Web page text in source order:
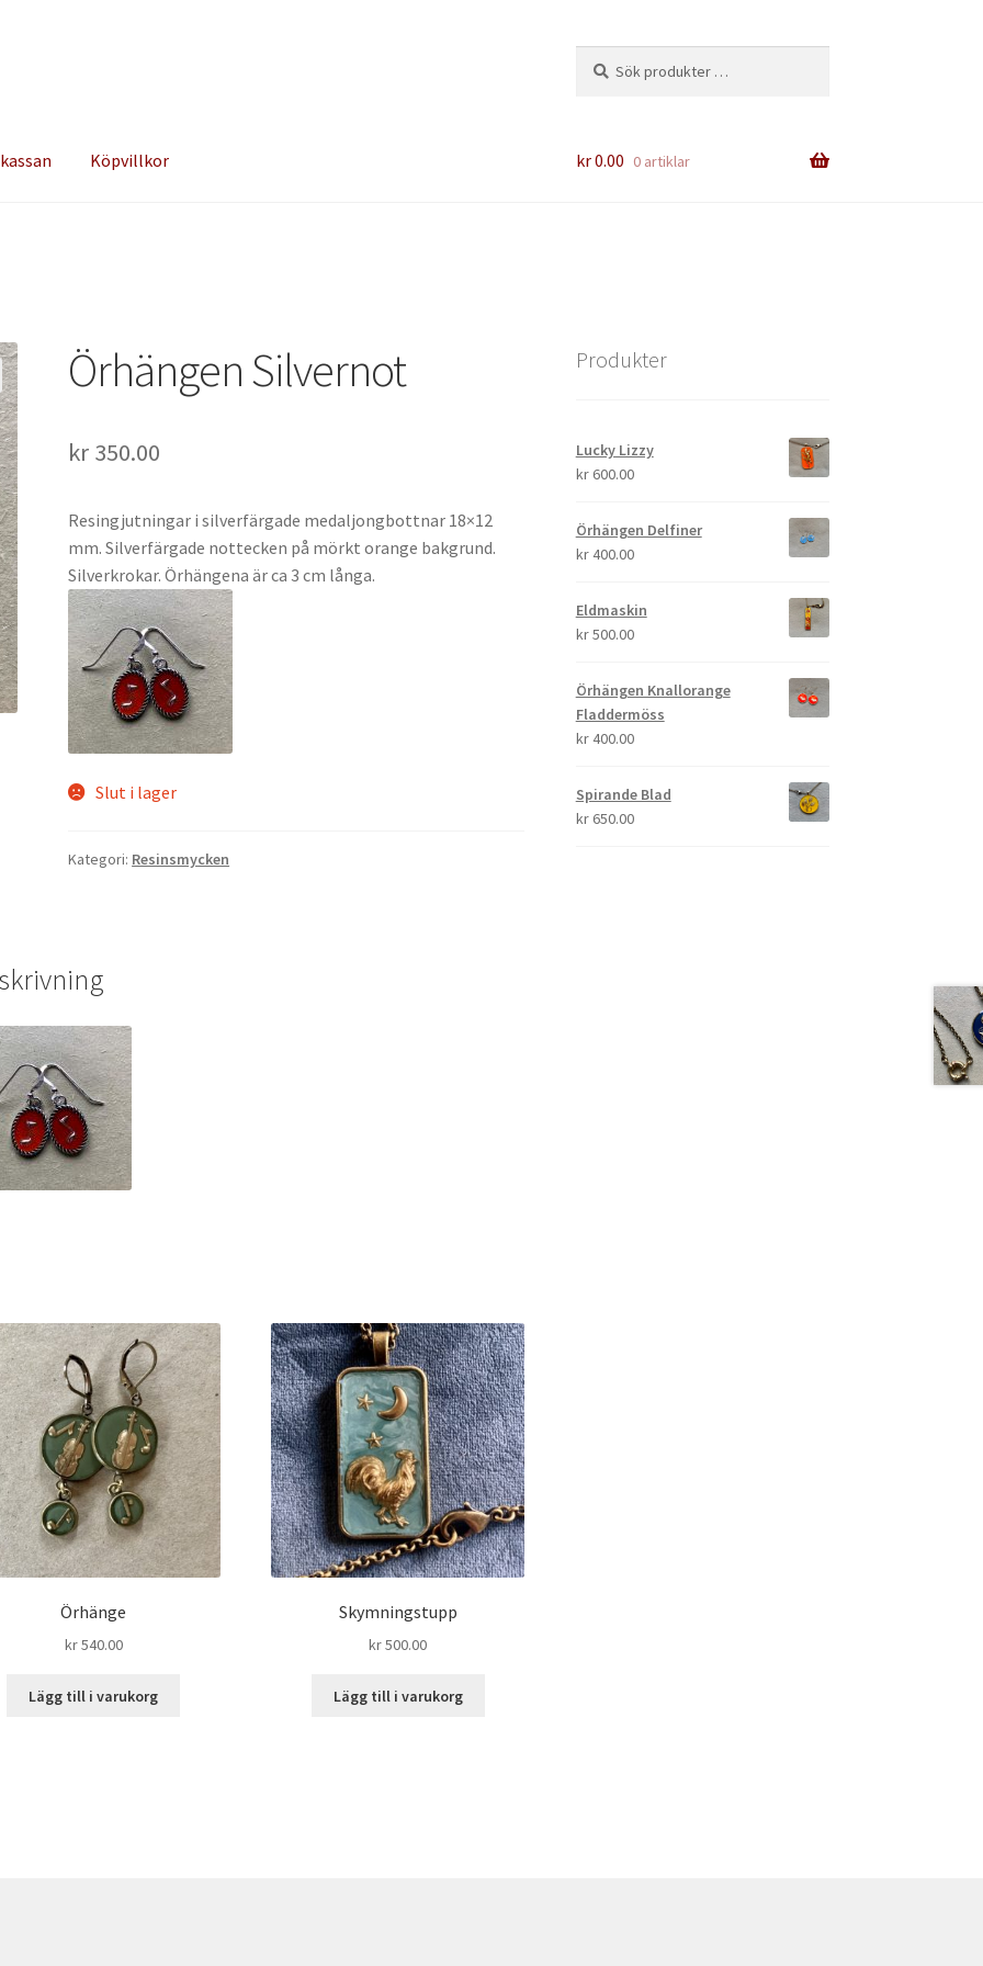
efter:
Köpvillkor kr0.00 0 artiklar
Örhängen Silvernot
kr 350.00
Resingjutningar i silverfärgade medaljongbottnar 18×12
mm. Silverfärgade nottecken på mörkt orange bakgrund.
Silverkrokar. Örhängena är ca 3 cm långa.
Slut i lager
Kategori: Resinsmycken
Örhänge
kr540.00
Lägg till i varukorg
Skymningstupp
kr500.00
Lägg till i varukorg
Produkter
Lucky Lizzy
kr600.00
Örhängen Delfiner
kr400.00
Eldmaskin
kr500.00
Örhängen Knallorange
Fladdermöss
kr400.00
Spirande Blad
kr650.00